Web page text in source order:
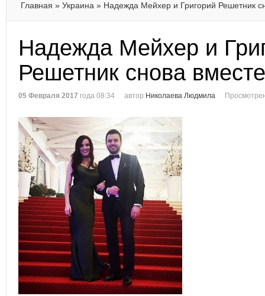
Главная » Украина » Надежда Мейхер и Григорий Решетник
Надежда Мейхер и
Решетник снова вместе
05 Февраля 2017 года 08:34 автор Николаева Людмила